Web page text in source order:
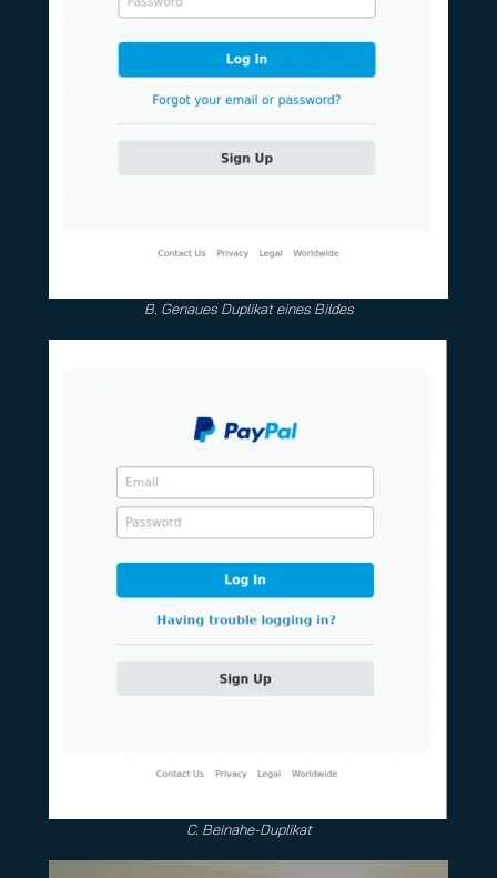
B. Genaues Duplikat eines Bildes
C. Beinahe-Duplikat